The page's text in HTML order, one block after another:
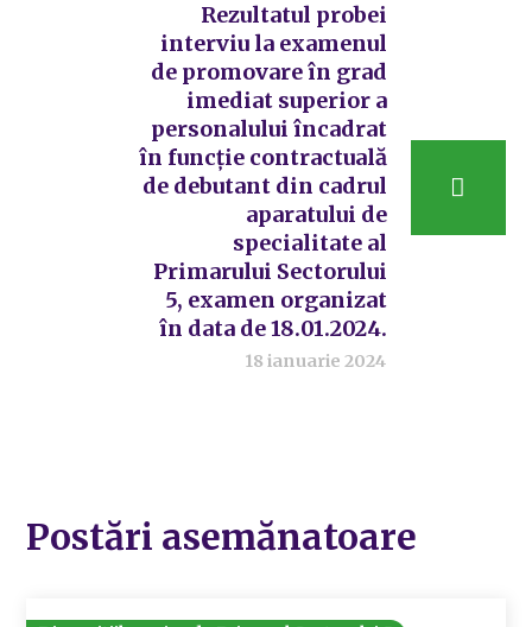
Rezultatul probei
interviu la examenul
de promovare în grad
imediat superior a
personalului încadrat
în funcție contractuală
de debutant din cadrul
aparatului de
specialitate al
Primarului Sectorului
5, examen organizat
în data de 18.01.2024.
18 ianuarie 2024
Postări asemănatoare